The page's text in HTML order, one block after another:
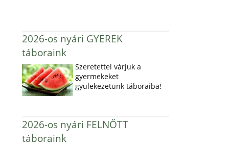
2026-os nyári GYEREK
táboraink
Szeretettel várjuk a
gyermekeket
gyülekezetünk táboraiba!
2026-os nyári FELNŐTT
táboraink